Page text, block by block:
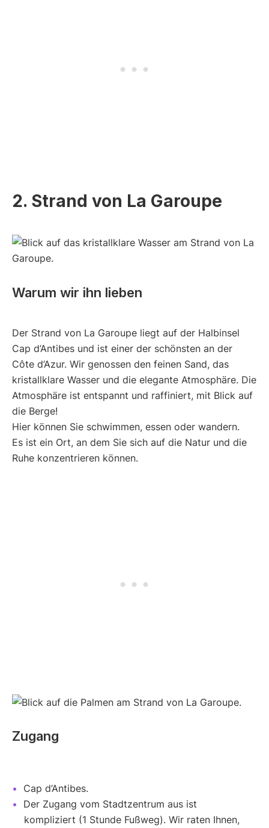
2. Strand von La Garoupe
Warum wir ihn lieben
Der Strand von La Garoupe liegt auf der Halbinsel
Cap d’Antibes und ist einer der schönsten an der
Côte d’Azur. Wir genossen den feinen Sand, das
kristallklare Wasser und die elegante Atmosphäre. Die
Atmosphäre ist entspannt und raffiniert, mit Blick auf
die Berge!
Hier können Sie schwimmen, essen oder wandern.
Es ist ein Ort, an dem Sie sich auf die Natur und die
Ruhe konzentrieren können.
Zugang
Cap d’Antibes.
Der Zugang vom Stadtzentrum aus ist
kompliziert (1 Stunde Fußweg). Wir raten Ihnen,